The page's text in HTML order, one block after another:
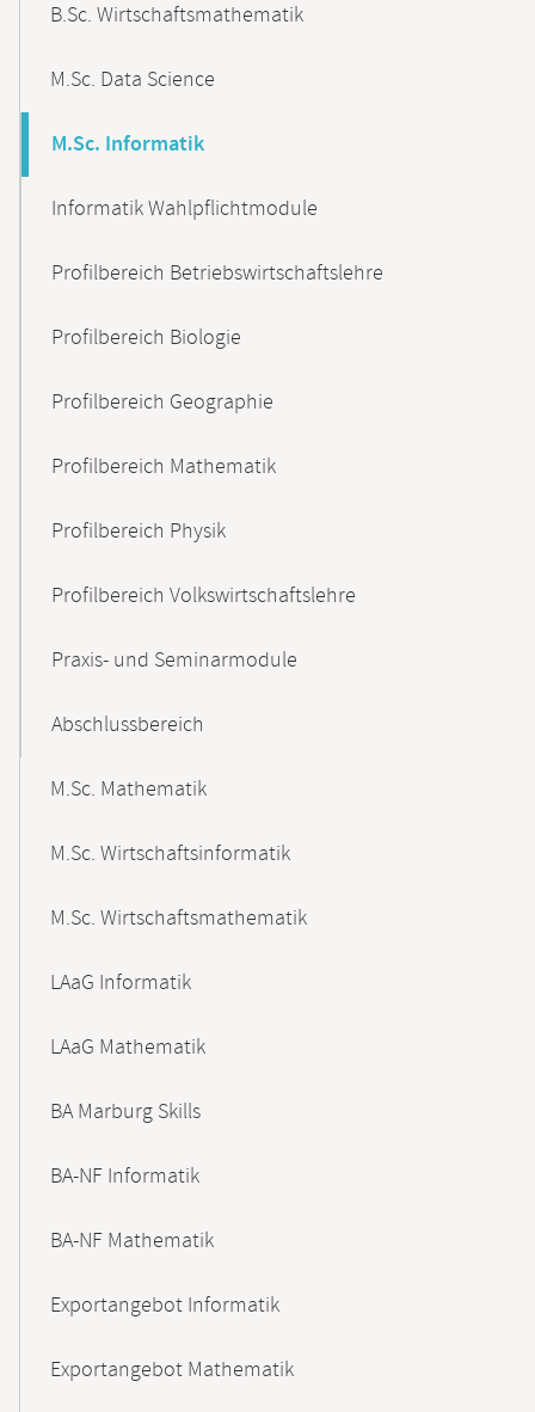
B.Sc. Wirtschaftsmathematik
M.Sc. Data Science
M.Sc. Informatik
Informatik Wahlpflichtmodule
Profilbereich Betriebswirtschaftslehre
Profilbereich Biologie
Profilbereich Geographie
Profilbereich Mathematik
Profilbereich Physik
Profilbereich Volkswirtschaftslehre
Praxis- und Seminarmodule
Abschlussbereich
M.Sc. Mathematik
M.Sc. Wirtschaftsinformatik
M.Sc. Wirtschaftsmathematik
LAaG Informatik
LAaG Mathematik
BA Marburg Skills
BA-NF Informatik
BA-NF Mathematik
Exportangebot Informatik
Exportangebot Mathematik